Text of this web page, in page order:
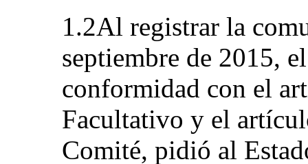
1.2Al registrar la
septiembre de 2015,
conformidad con el
Facultativo y el
Comité, pidió al